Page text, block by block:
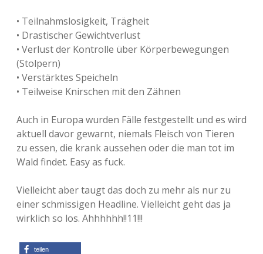
• Teilnahmslosigkeit, Trägheit
• Drastischer Gewichtverlust
• Verlust der Kontrolle über Körperbewegungen
(Stolpern)
• Verstärktes Speicheln
• Teilweise Knirschen mit den Zähnen
Auch in Europa wurden Fälle festgestellt und es wird
aktuell davor gewarnt, niemals Fleisch von Tieren
zu essen, die krank aussehen oder die man tot im
Wald findet. Easy as fuck.
Vielleicht aber taugt das doch zu mehr als nur zu
einer schmissigen Headline. Vielleicht geht das ja
wirklich so los. Ahhhhhh!!11!!!
teilen